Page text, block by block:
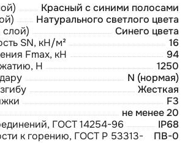
Красный с синими полосами
Натурального светлого цвета
слой)
Синего цвета
SN, кН/м²
16
Fmax, кН
94
Н
1250
N (нормая)
Жесткая
F3
не менее 20
ГОСТ 14254-96
IP68
к горению, ГОСТ Р 53313-
ПВ-0